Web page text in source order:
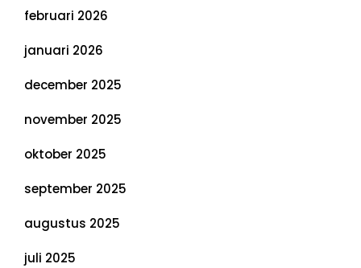
februari 2026
januari 2026
december 2025
november 2025
oktober 2025
september 2025
augustus 2025
juli 2025